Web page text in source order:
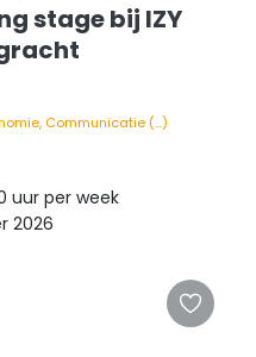
stage bij IZY
Communicatie (...)
uur per week
2026